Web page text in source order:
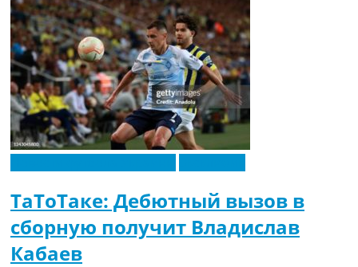
ТаТоТаке: Дебютный вызов в
сборную получит Владислав
Кабаев